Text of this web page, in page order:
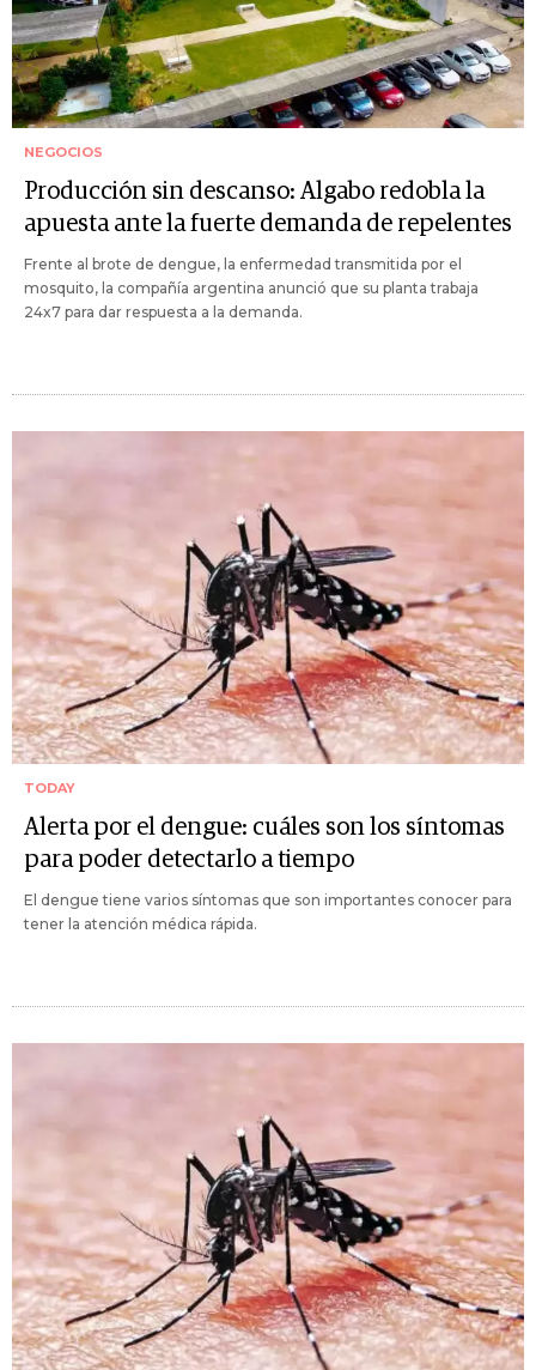
NEGOCIOS
Producción sin descanso: Algabo redobla la
apuesta ante la fuerte demanda de repelentes
Frente al brote de dengue, la enfermedad transmitida por el
mosquito, la compañía argentina anunció que su planta trabaja
24x7 para dar respuesta a la demanda.
TODAY
Alerta por el dengue: cuáles son los síntomas
para poder detectarlo a tiempo
El dengue tiene varios síntomas que son importantes conocer para
tener la atención médica rápida.